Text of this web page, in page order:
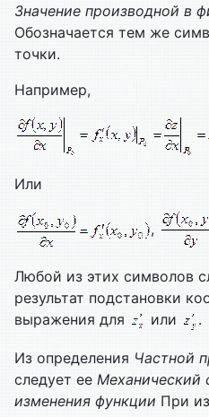
Значение производной в
Обозначается тем же
точки.
Например,
Или
,
Любой из этих символов
результат подстановки
выражения для
или .
Из определения Частной
следует ее Механический
изменения функции При